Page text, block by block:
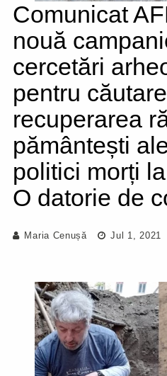
Comunicat
nouă
cercetări
pentru
recuperarea
pământești
politici morți
O datorie de
Maria Cenușă Jul 1, 2021